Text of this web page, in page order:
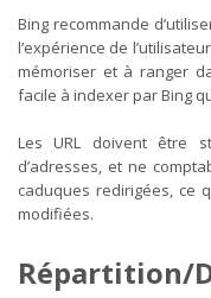
Bing recommande
l’expérience de
mémoriser et à ranger
facile à indexer par Bing
Les URL doivent être
d’adresses, et ne
caduques redirigées, ce
modifiées.